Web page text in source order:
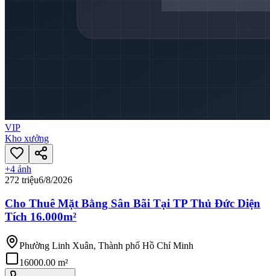
VIP
Kho xưởng
+4 ảnh
272 triệu6/8/2026
Cho Thuê Mặt Bằng Sân Bãi Tại TP Thủ Đức Diện
Tích 16.000m²
Phường Linh Xuân, Thành phố Hồ Chí Minh
16000.00 m²